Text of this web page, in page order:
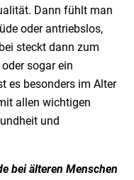
Dann fühlt man
oder antriebslos,
steckt dann zum
sogar ein
es besonders im Alter
allen wichtigen
und
bei älteren Menschen